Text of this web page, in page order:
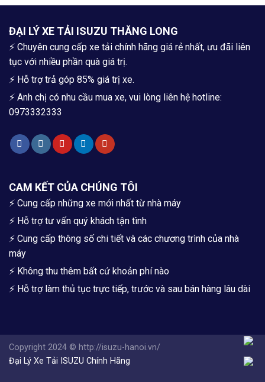
ĐẠI LÝ XE TẢI ISUZU THĂNG LONG
⚡ Chuyên cung cấp xe tải chính hãng giá rẻ nhất, ưu đãi liên
tục với nhiều phần quà giá trị.
⚡ Hỗ trợ trả góp 85% giá trị xe.
⚡ Anh chị có nhu cầu mua xe, vui lòng liên hệ hotline:
0973332333
CAM KẾT CỦA CHÚNG TÔI
⚡ Cung cấp những xe mới nhất từ nhà máy
⚡ Hỗ trợ tư vấn quý khách tận tình
⚡ Cung cấp thông số chi tiết và các chương trình của nhà
máy
⚡ Không thu thêm bất cứ khoản phí nào
⚡ Hỗ trợ làm thủ tục trực tiếp, trước và sau bán hàng lâu dài
Copyright 2024 © http://isuzu-hanoi.vn/
Đại Lý Xe Tải ISUZU Chính Hãng